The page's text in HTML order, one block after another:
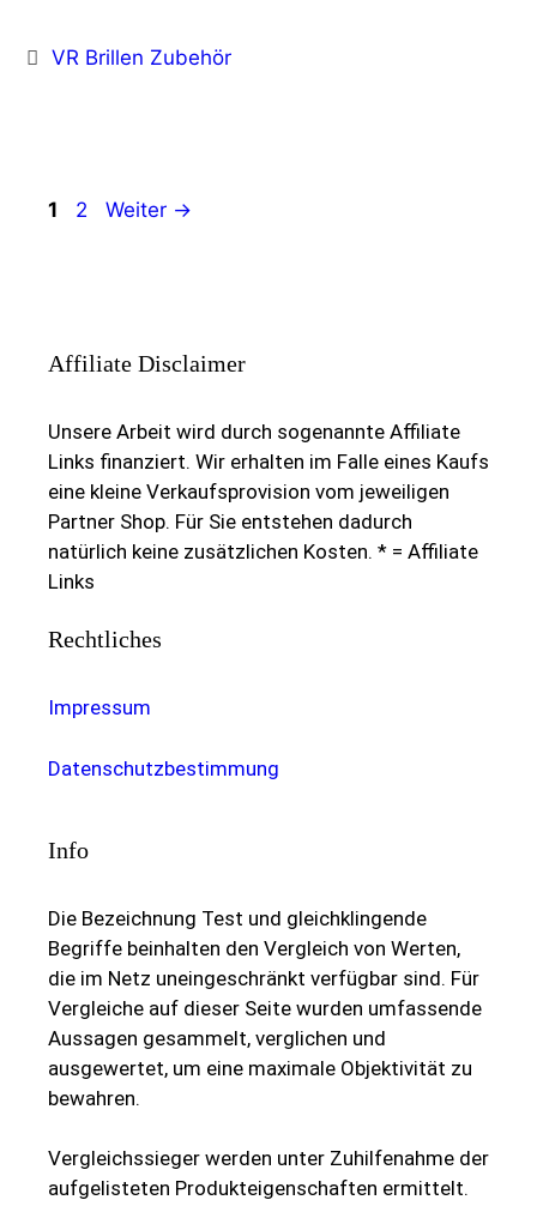
Kategorien
VR Brillen Zubehör
Seite
1 Seite
2 Weiter →
Affiliate Disclaimer
Unsere Arbeit wird durch sogenannte Affiliate
Links finanziert. Wir erhalten im Falle eines Kaufs
eine kleine Verkaufsprovision vom jeweiligen
Partner Shop. Für Sie entstehen dadurch
natürlich keine zusätzlichen Kosten. * = Affiliate
Links
Rechtliches
Impressum
Datenschutzbestimmung
Info
Die Bezeichnung Test und gleichklingende
Begriffe beinhalten den Vergleich von Werten,
die im Netz uneingeschränkt verfügbar sind. Für
Vergleiche auf dieser Seite wurden umfassende
Aussagen gesammelt, verglichen und
ausgewertet, um eine maximale Objektivität zu
bewahren.
Vergleichssieger werden unter Zuhilfenahme der
aufgelisteten Produkteigenschaften ermittelt.